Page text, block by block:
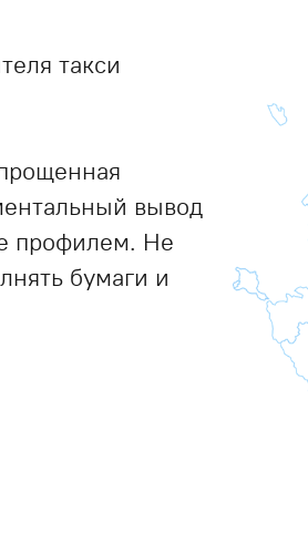
такси
вывод
профилем. Не
бумаги и